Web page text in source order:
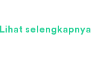
Lihat selengkapnya